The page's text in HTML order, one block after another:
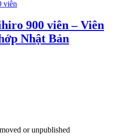
900 viên – Viên
Nhật Bản
or unpublished